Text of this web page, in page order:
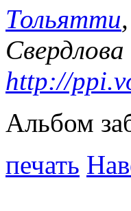
Тольятти
http://
Альбом
печать